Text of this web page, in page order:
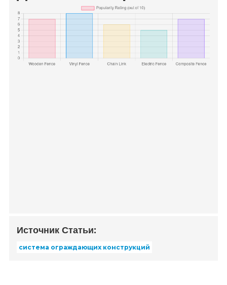
Источник Статьи:
система ограждающих конструкций